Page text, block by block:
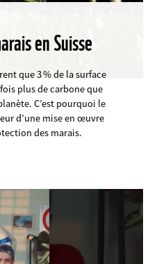
en Suisse
que 3 % de la surface
plus de carbone que
C’est pourquoi le
d’une mise en œuvre
des marais.